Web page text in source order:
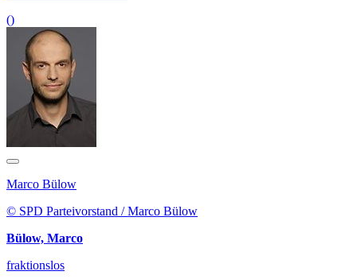
()
Marco Bülow
© SPD Parteivorstand / Marco Bülow
Bülow, Marco
fraktionslos